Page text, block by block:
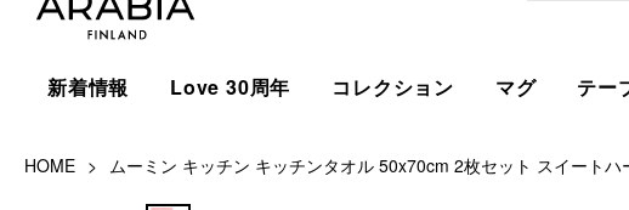
新着情報 Love 30周年 コレクション マグ テー
HOME ムーミン キッチン キッチンタオル 50x70cm 2枚セット スイートハ